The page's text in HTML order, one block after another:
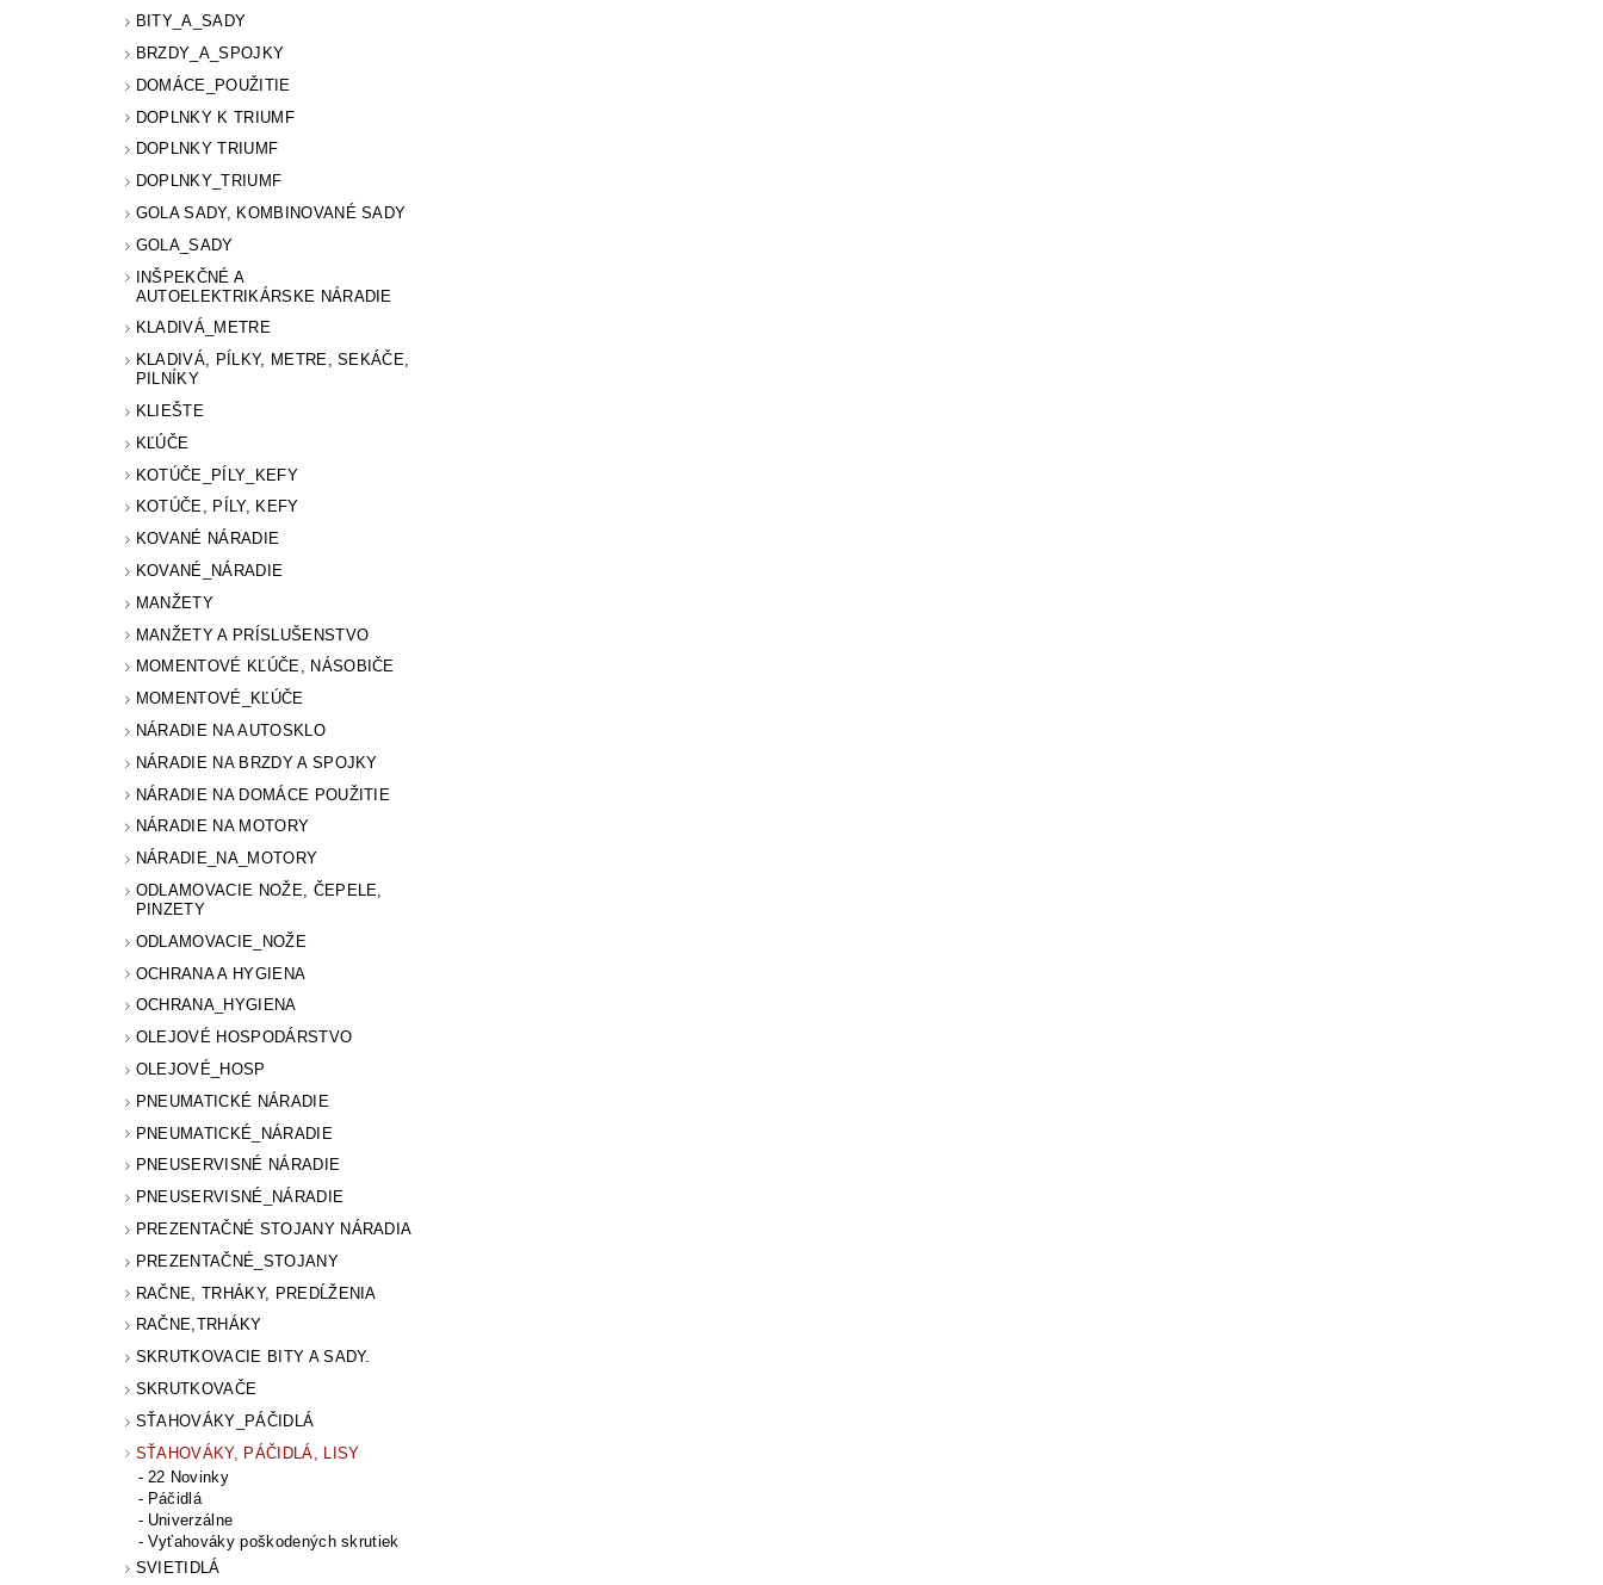
BITY_A_SADY
BRZDY_A_SPOJKY
DOMÁCE_POUŽITIE
DOPLNKY K TRIUMF
DOPLNKY TRIUMF
DOPLNKY_TRIUMF
GOLA SADY, KOMBINOVANÉ SADY
GOLA_SADY
INŠPEKČNÉ A
AUTOELEKTRIKÁRSKE NÁRADIE
KLADIVÁ_METRE
KLADIVÁ, PÍLKY, METRE, SEKÁČE,
PILNÍKY
KLIEŠTE
KĽÚČE
KOTÚČE_PÍLY_KEFY
KOTÚČE, PÍLY, KEFY
KOVANÉ NÁRADIE
KOVANÉ_NÁRADIE
MANŽETY
MANŽETY A PRÍSLUŠENSTVO
MOMENTOVÉ KĽÚČE, NÁSOBIČE
MOMENTOVÉ_KĽÚČE
NÁRADIE NA AUTOSKLO
NÁRADIE NA BRZDY A SPOJKY
NÁRADIE NA DOMÁCE POUŽITIE
NÁRADIE NA MOTORY
NÁRADIE_NA_MOTORY
ODLAMOVACIE NOŽE, ČEPELE,
PINZETY
ODLAMOVACIE_NOŽE
OCHRANA A HYGIENA
OCHRANA_HYGIENA
OLEJOVÉ HOSPODÁRSTVO
OLEJOVÉ_HOSP
PNEUMATICKÉ NÁRADIE
PNEUMATICKÉ_NÁRADIE
PNEUSERVISNÉ NÁRADIE
PNEUSERVISNÉ_NÁRADIE
PREZENTAČNÉ STOJANY NÁRADIA
PREZENTAČNÉ_STOJANY
RAČNE, TRHÁKY, PREDĹŽENIA
RAČNE,TRHÁKY
SKRUTKOVACIE BITY A SADY.
SKRUTKOVAČE
SŤAHOVÁKY_PÁČIDLÁ
SŤAHOVÁKY, PÁČIDLÁ, LISY
22 Novinky
Páčidlá
Univerzálne
Vyťahováky poškodených skrutiek
SVIETIDLÁ